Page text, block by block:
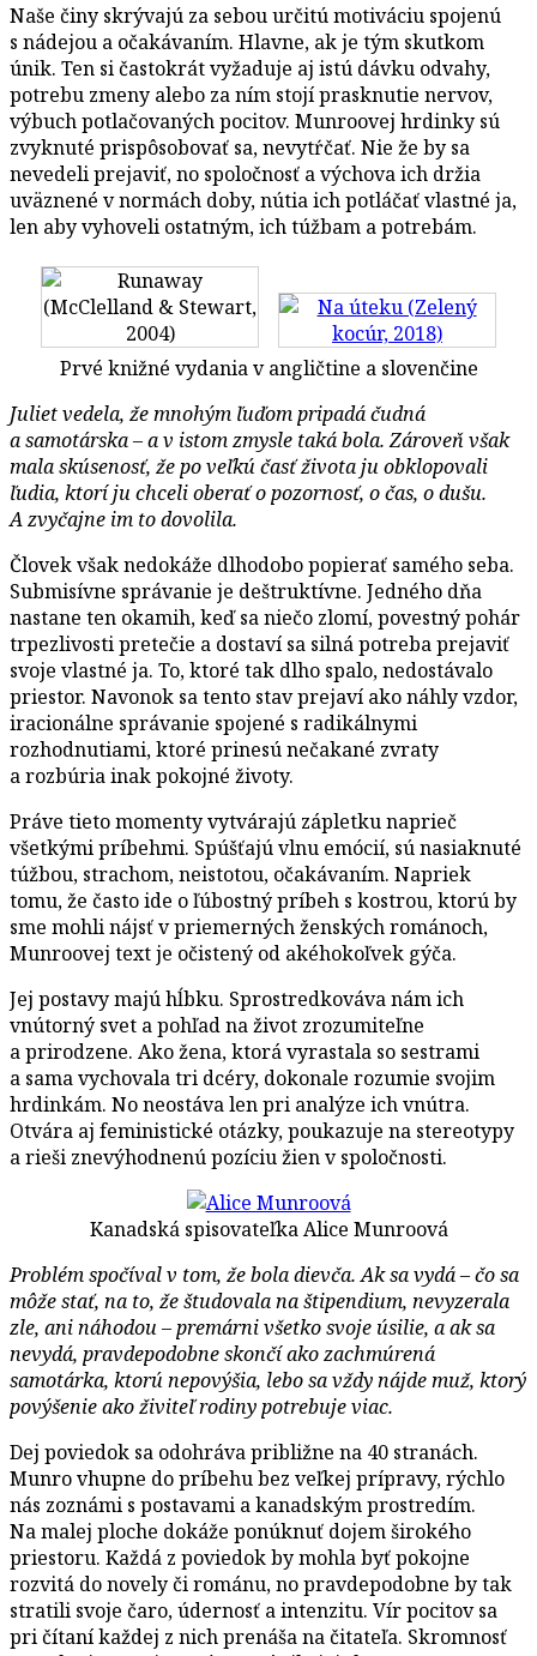
Naše činy skrývajú za sebou určitú motiváciu spojenú
s nádejou a očakávaním. Hlavne, ak je tým skutkom
únik. Ten si častokrát vyžaduje aj istú dávku odvahy,
potrebu zmeny alebo za ním stojí prasknutie nervov,
výbuch potlačovaných pocitov. Munroovej hrdinky sú
zvyknuté prispôsobovať sa, nevytŕčať. Nie že by sa
nevedeli prejaviť, no spoločnosť a výchova ich držia
uväznené v normách doby, nútia ich potláčať vlastné ja,
len aby vyhoveli ostatným, ich túžbam a potrebám.
Prvé knižné vydania v angličtine a slovenčine
Juliet vedela, že mnohým ľuďom pripadá čudná
a samotárska – a v istom zmysle taká bola. Zároveň však
mala skúsenosť, že po veľkú časť života ju obklopovali
ľudia, ktorí ju chceli oberať o pozornosť, o čas, o dušu.
A zvyčajne im to dovolila.
Človek však nedokáže dlhodobo popierať samého seba.
Submisívne správanie je deštruktívne. Jedného dňa
nastane ten okamih, keď sa niečo zlomí, povestný pohár
trpezlivosti pretečie a dostaví sa silná potreba prejaviť
svoje vlastné ja. To, ktoré tak dlho spalo, nedostávalo
priestor. Navonok sa tento stav prejaví ako náhly vzdor,
iracionálne správanie spojené s radikálnymi
rozhodnutiami, ktoré prinesú nečakané zvraty
a rozbúria inak pokojné životy.
Práve tieto momenty vytvárajú zápletku naprieč
všetkými príbehmi. Spúšťajú vlnu emócií, sú nasiaknuté
túžbou, strachom, neistotou, očakávaním. Napriek
tomu, že často ide o ľúbostný príbeh s kostrou, ktorú by
sme mohli nájsť v priemerných ženských románoch,
Munroovej text je očistený od akéhokoľvek gýča.
Jej postavy majú hĺbku. Sprostredkováva nám ich
vnútorný svet a pohľad na život zrozumiteľne
a prirodzene. Ako žena, ktorá vyrastala so sestrami
a sama vychovala tri dcéry, dokonale rozumie svojim
hrdinkám. No neostáva len pri analýze ich vnútra.
Otvára aj feministické otázky, poukazuje na stereotypy
a rieši znevýhodnenú pozíciu žien v spoločnosti.
Kanadská spisovateľka Alice Munroová
Problém spočíval v tom, že bola dievča. Ak sa vydá – čo sa
môže stať, na to, že študovala na štipendium, nevyzerala
zle, ani náhodou – premárni všetko svoje úsilie, a ak sa
nevydá, pravdepodobne skončí ako zachmúrená
samotárka, ktorú nepovýšia, lebo sa vždy nájde muž, ktorý
povýšenie ako živiteľ rodiny potrebuje viac.
Dej poviedok sa odohráva približne na 40 stranách.
Munro vhupne do príbehu bez veľkej prípravy, rýchlo
nás zoznámi s postavami a kanadským prostredím.
Na malej ploche dokáže ponúknuť dojem širokého
priestoru. Každá z poviedok by mohla byť pokojne
rozvitá do novely či románu, no pravdepodobne by tak
stratili svoje čaro, údernosť a intenzitu. Vír pocitov sa
pri čítaní každej z nich prenáša na čitateľa. Skromnosť